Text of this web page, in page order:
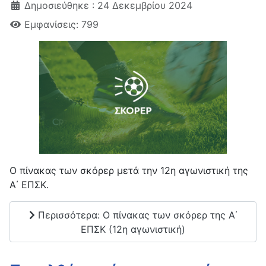
Δημοσιεύθηκε : 24 Δεκεμβρίου 2024
Εμφανίσεις: 799
Ο πίνακας των σκόρερ μετά την 12η αγωνιστική της
Α΄ ΕΠΣΚ.
Περισσότερα: Ο πίνακας των σκόρερ της Α΄
ΕΠΣΚ (12η αγωνιστική)